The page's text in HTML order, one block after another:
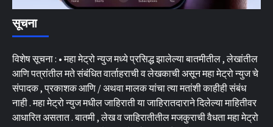
सूचना
विशेष सूचना : • महा मेट्रो न्युज मध्ये प्रसिद्ध झालेल्या बातमीतील , लेखांतील
आणि पत्रांतील मते संबंधित वार्ताहराची व लेखकाची असून महा मेट्रो न्युज चे
संपादक , प्रकाशक आणि / अथवा मालक यांचा त्या मतांशी काहीही संबंध
नाही . महा मेट्रो न्युज मधील जाहिराती या जाहिरातदाराने दिलेल्या माहितीवर
आधारित असतात . बातमी , लेख व जाहिरातीतील मजकुराची वैधता महा मेट्रो